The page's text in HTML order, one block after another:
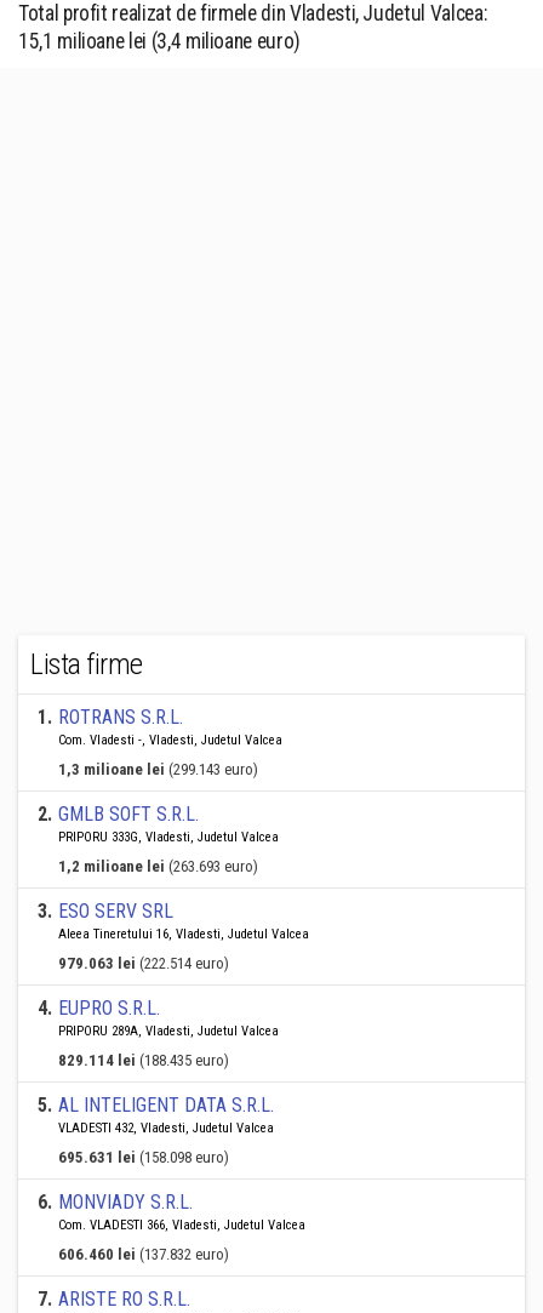
Total profit realizat de firmele din Vladesti, Judetul Valcea:
15,1 milioane lei (3,4 milioane euro)
Lista firme
1. ROTRANS S.R.L.
Com. Vladesti -, Vladesti, Judetul Valcea
1,3 milioane lei (299.143 euro)
2. GMLB SOFT S.R.L.
PRIPORU 333G, Vladesti, Judetul Valcea
1,2 milioane lei (263.693 euro)
3. ESO SERV SRL
Aleea Tineretului 16, Vladesti, Judetul Valcea
979.063 lei (222.514 euro)
4. EUPRO S.R.L.
PRIPORU 289A, Vladesti, Judetul Valcea
829.114 lei (188.435 euro)
5. AL INTELIGENT DATA S.R.L.
VLADESTI 432, Vladesti, Judetul Valcea
695.631 lei (158.098 euro)
6. MONVIADY S.R.L.
Com. VLADESTI 366, Vladesti, Judetul Valcea
606.460 lei (137.832 euro)
7. ARISTE RO S.R.L.